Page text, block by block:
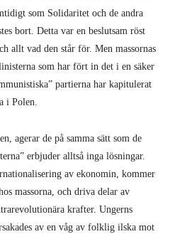
som Solidaritet och de andra
bort. Detta var en beslutsam röst
allt vad den står för. Men massornas
som har fört in det i en säker
partierna har kapitulerat
i Polen.
agerar de på samma sätt som de
erbjuder alltså inga lösningar.
av ekonomin, kommer
massorna, och driva delar av
krafter. Ungerns
av en våg av folklig ilska mot